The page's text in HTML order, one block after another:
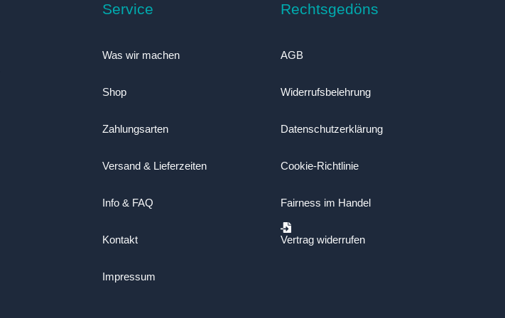
Service
Was wir machen
Shop
Zahlungsarten
Versand & Lieferzeiten
Info & FAQ
Kontakt
Impressum
Rechtsgedöns
AGB
Widerrufsbelehrung
Datenschutzerklärung
Cookie-Richtlinie
Fairness im Handel
Vertrag widerrufen